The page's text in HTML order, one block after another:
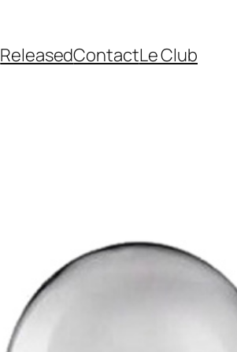
ReleasedContactLe Club